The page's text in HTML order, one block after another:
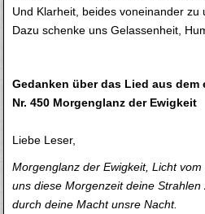
Und Klarheit, beides voneinander zu
Dazu schenke uns Gelassenheit,
Gedanken über das Lied aus
Nr. 450 Morgenglanz der Ewigkeit
Liebe Leser,
Morgenglanz der Ewigkeit, Licht
uns diese Morgenzeit deine
durch deine Macht unsre Nacht.